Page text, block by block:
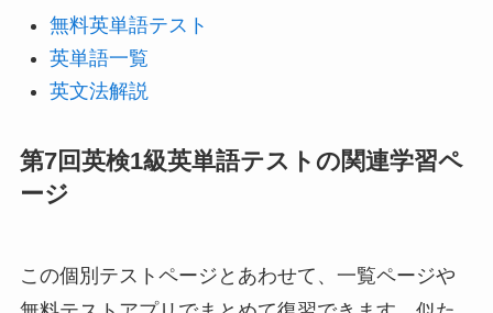
無料英単語テスト
英単語一覧
英文法解説
第7回英検1級英単語テストの関連学習ペ
ージ
この個別テストページとあわせて、一覧ページや